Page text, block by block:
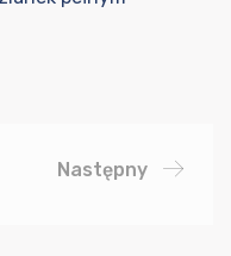
Następny